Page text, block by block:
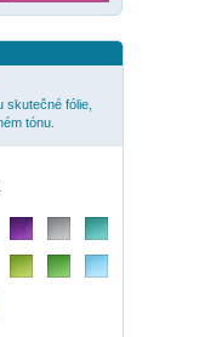
skutečné fólie,
tónu.